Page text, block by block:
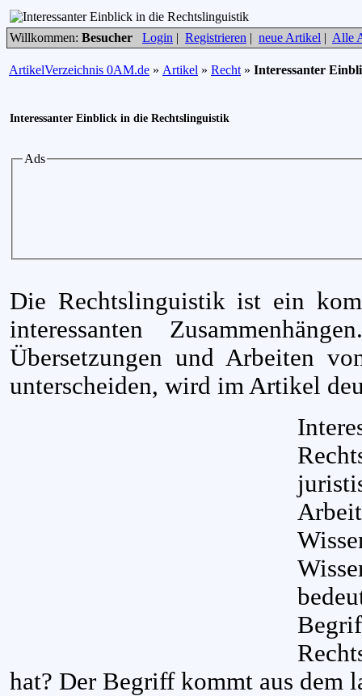
Willkommen: Besucher Login | Registrieren | neue Artikel | Alle
ArtikelVerzeichnis 0AM.de » Artikel » Recht » Interessanter
Interessanter Einblick in die Rechtslinguistik
Ads
Die Rechtslinguistik ist ein
interessanten
Übersetzungen und Arbeiten
unterscheiden, wird im Artikel
hat? Der Begriff kommt aus dem